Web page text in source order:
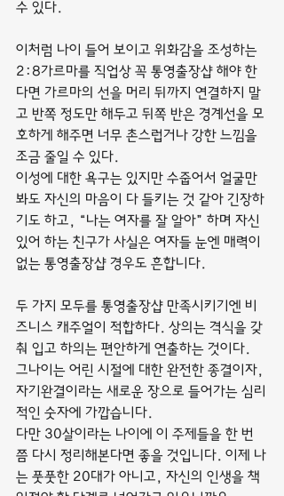
수 있다.
이처럼 나이 들어 보이고 위화감을 조성하는
2:8가르마를 직업상 꼭 통영출장샵 해야 한
다면 가르마의 선을 머리 뒤까지 연결하지 말
고 반쪽 정도만 해두고 뒤쪽 반은 경계선을 모
호하게 해주면 너무 촌스럽거나 강한 느낌을
조금 줄일 수 있다.
이성에 대한 욕구는 있지만 수줍어서 얼굴만
봐도 자신의 마음이 다 들키는 것 같아 긴장하
기도 하고, “나는 여자를 잘 알아” 하며 자신
있어 하는 친구가 사실은 여자들 눈엔 매력이
없는 통영출장샵 경우도 흔합니다.
두 가지 모두를 통영출장샵 만족시키기엔 비
즈니스 캐주얼이 적합하다. 상의는 격식을 갖
춰 입고 하의는 편안하게 연출하는 것이다.
그나이는 어린 시절에 대한 완전한 종결이자,
자기완결이라는 새로운 장으로 들어가는 심리
적인 숫자에 가깝습니다.
다만 30살이라는 나이에 이 주제들을 한 번
쯤 다시 정리해본다면 좋을 것입니다. 이제 나
는 풋풋한 20대가 아니고, 자신의 인생을 책